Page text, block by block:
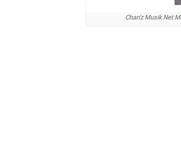
Chan'z Musik Net